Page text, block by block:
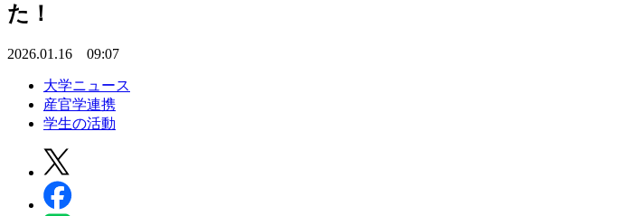
た！
2026.01.16 09:07
大学ニュース
産官学連携
学生の活動